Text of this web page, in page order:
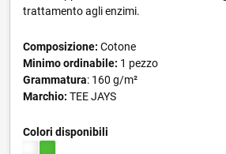
trattamento agli enzimi.
Composizione: Cotone
Minimo ordinabile: 1 pezzo
Grammatura: 160 g/m²
Marchio: TEE JAYS
Colori disponibili